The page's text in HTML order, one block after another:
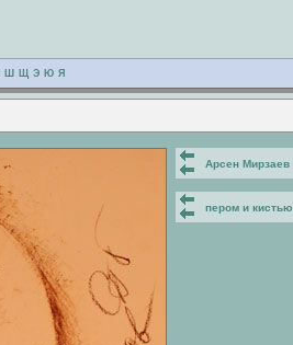
Ш Щ Э Ю Я
Арсен Мирзаев
пером и кистью